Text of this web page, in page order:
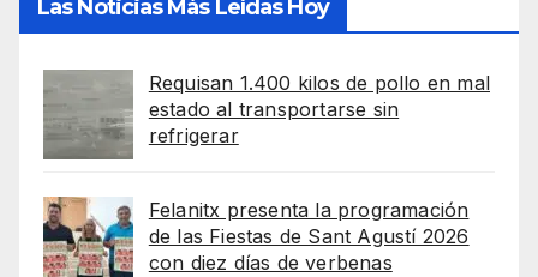
Las Noticias Más Leídas Hoy
Requisan 1.400 kilos de pollo en mal
estado al transportarse sin
refrigerar
Felanitx presenta la programación
de las Fiestas de Sant Agustí 2026
con diez días de verbenas